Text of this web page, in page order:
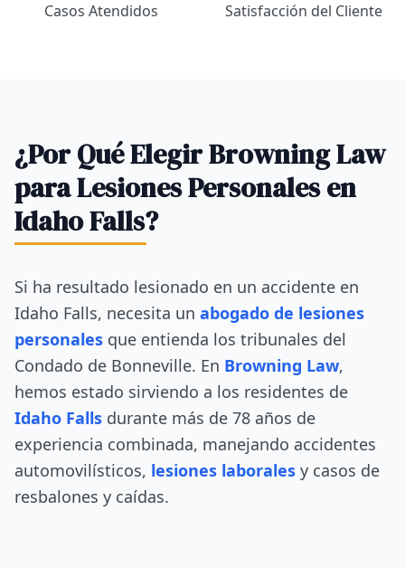
Casos Atendidos Satisfacción del Cliente
¿Por Qué Elegir Browning Law
para Lesiones Personales en
Idaho Falls?
Si ha resultado lesionado en un accidente en
Idaho Falls, necesita un abogado de lesiones
personales que entienda los tribunales del
Condado de Bonneville. En Browning Law,
hemos estado sirviendo a los residentes de
Idaho Falls durante más de 78 años de
experiencia combinada, manejando accidentes
automovilísticos, lesiones laborales y casos de
resbalones y caídas.